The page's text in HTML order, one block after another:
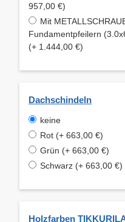
957,00 €)
Mit
Fundamentpfeilern
(+ 1.444,00 €)
Dachschindeln
keine
Rot (+ 663,00 €)
Grün (+ 663,00 €)
Schwarz (+ 663,00 €)
Holzfarben